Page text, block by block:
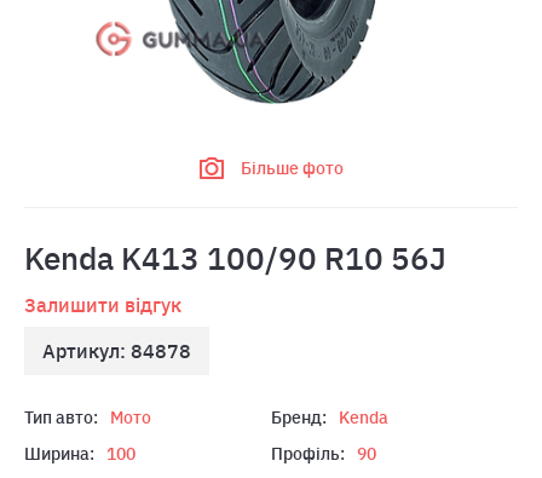
Більше фото
Kenda K413 100/90 R10 56J
Залишити відгук
Артикул: 84878
Тип авто: Мото Бренд:
Kenda
Ширина:
100 Профіль:
90